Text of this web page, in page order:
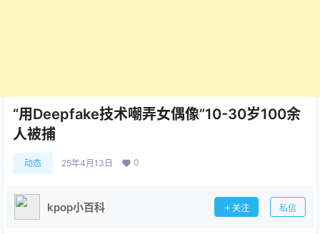
“用Deepfake技术嘲弄女偶像”10-30岁100余
人被捕
动态 25年4月13日 0
kpop小百科 关注 私信